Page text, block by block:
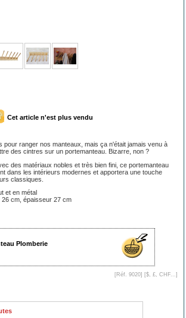
Cet article n'est plus vendu
pour ranger nos manteaux, mais ça n'était jamais venu à
des cintres sur un portemanteau. Bizarre, non ?
des matériaux nobles et très bien fini, ce portemanteau
dans les intérieurs modernes et apportera une touche
classiques.
et en métal
26 cm, épaisseur 27 cm
Plomberie
[Réf. 9020] [$, £, CHF...]